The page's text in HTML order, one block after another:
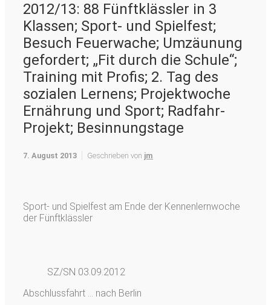
2012/13: 88 Fünftklässler in 3
Klassen; Sport- und Spielfest;
Besuch Feuerwache; Umzäunung
gefordert; „Fit durch die Schule“;
Training mit Profis; 2. Tag des
sozialen Lernens; Projektwoche
Ernährung und Sport; Radfahr-
Projekt; Besinnungstage
7. August 2013 Geschrieben von jm
Sport- und Spielfest am Ende der Kennenlernwoche
der Fünftklässler
SZ/SN 03.09.2012
Abschlussfahrt … nach Berlin